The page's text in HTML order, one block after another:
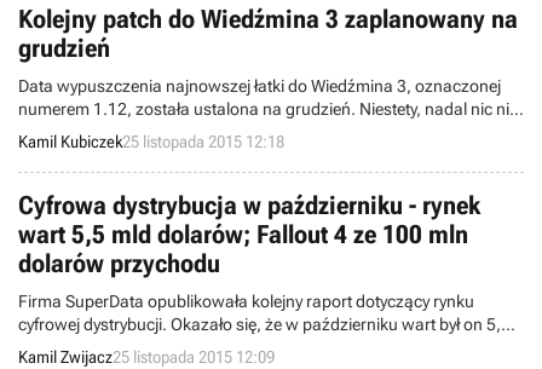
Kolejny patch do Wiedźmina 3 zaplanowany na
grudzień
Data wypuszczenia najnowszej łatki do Wiedźmina 3, oznaczonej
numerem 1.12, została ustalona na grudzień. Niestety, nadal nic nie
wiadomo na temat potencjalnego wsparcia dla biblioteki DirectX 12.
Kamil Kubiczek25 listopada 2015 12:18
Cyfrowa dystrybucja w październiku - rynek
wart 5,5 mld dolarów; Fallout 4 ze 100 mln
dolarów przychodu
Firma SuperData opublikowała kolejny raport dotyczący rynku
cyfrowej dystrybucji. Okazało się, że w październiku wart był on 5,5
miliarda dolarów, a Fallout 4 wygenerował w pierwszych dniach
Kamil Zwijacz25 listopada 2015 12:09